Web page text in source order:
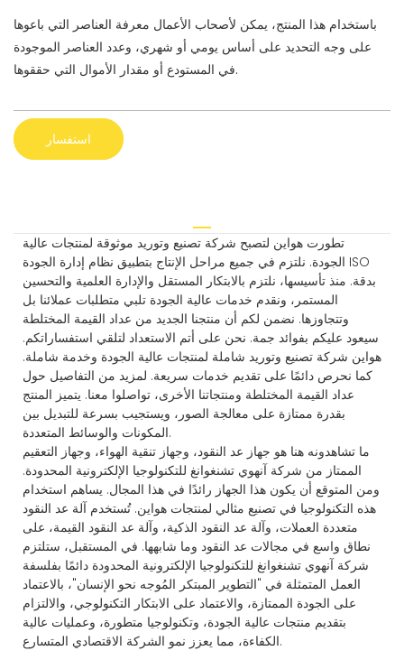
باستخدام هذا المنتج، يمكن لأصحاب الأعمال معرفة العناصر التي باعوها
على وجه التحديد على أساس يومي أو شهري، وعدد العناصر الموجودة
في المستودع أو مقدار الأموال التي حققوها.
استفسار
تطورت هواين لتصبح شركة تصنيع وتوريد موثوقة لمنتجات عالية
الجودة. نلتزم في جميع مراحل الإنتاج بتطبيق نظام إدارة الجودة ISO
بدقة. منذ تأسيسها، نلتزم بالابتكار المستقل والإدارة العلمية والتحسين
المستمر، ونقدم خدمات عالية الجودة تلبي متطلبات عملائنا بل
وتتجاوزها. نضمن لكم أن منتجنا الجديد من عداد القيمة المختلطة
سيعود عليكم بفوائد جمة. نحن على أتم الاستعداد لتلقي استفساراتكم.
هواين شركة تصنيع وتوريد شاملة لمنتجات عالية الجودة وخدمة شاملة.
كما نحرص دائمًا على تقديم خدمات سريعة. لمزيد من التفاصيل حول
عداد القيمة المختلطة ومنتجاتنا الأخرى، تواصلوا معنا. يتميز المنتج
بقدرة ممتازة على معالجة الصور، ويستجيب بسرعة للتبديل بين
المكونات والوسائط المتعددة.
ما تشاهدونه هنا هو جهاز عد النقود، وجهاز تنقية الهواء، وجهاز التعقيم
الممتاز من شركة آنهوي تشنغوانغ للتكنولوجيا الإلكترونية المحدودة.
ومن المتوقع أن يكون هذا الجهاز رائدًا في هذا المجال. يساهم استخدام
هذه التكنولوجيا في تصنيع مثالي لمنتجات هواين. تُستخدم آلة عد النقود
متعددة العملات، وآلة عد النقود الذكية، وآلة عد النقود القيمة، على
نطاق واسع في مجالات عد النقود وما شابهها. في المستقبل، ستلتزم
شركة آنهوي تشنغوانغ للتكنولوجيا الإلكترونية المحدودة دائمًا بفلسفة
العمل المتمثلة في "التطوير المبتكر المُوجه نحو الإنسان"، بالاعتماد
على الجودة الممتازة، والاعتماد على الابتكار التكنولوجي، والالتزام
بتقديم منتجات عالية الجودة، وتكنولوجيا متطورة، وعمليات عالية
الكفاءة، مما يعزز نمو الشركة الاقتصادي المتسارع.